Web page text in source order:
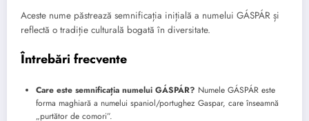
Aceste nume păstrează semnificația inițială a numelui GÁSPÁR și
reflectă o tradiție culturală bogată în diversitate.
Întrebări frecvente
Care este semnificația numelui GÁSPÁR? Numele GÁSPÁR este
forma maghiară a numelui spaniol/portughez Gaspar, care înseamnă
„purtător de comori”.